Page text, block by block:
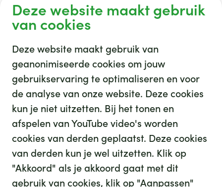
Sterilisatie man (vasectomie)
Deze website maakt gebruik
van cookies
Deze website maakt gebruik van
geanonimiseerde cookies om jouw
gebruikservaring te optimaliseren en voor
de analyse van onze website. Deze cookies
kun je niet uitzetten. Bij het tonen en
afspelen van YouTube video's worden
cookies van derden geplaatst. Deze cookies
van derden kun je wel uitzetten. Klik op
"Akkoord" als je akkoord gaat met dit
gebruik van cookies, klik op "Aanpassen"
GHZ